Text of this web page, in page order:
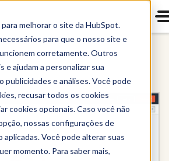
melhorar o site da HubSpot.
para que o nosso site e
corretamente. Outros
e ajudam a personalizar sua
publicidades e análises. Você pode
recusar todos os cookies
cookies opcionais. Caso você não
nossas configurações de
aplicadas. Você pode alterar suas
momento. Para saber mais,